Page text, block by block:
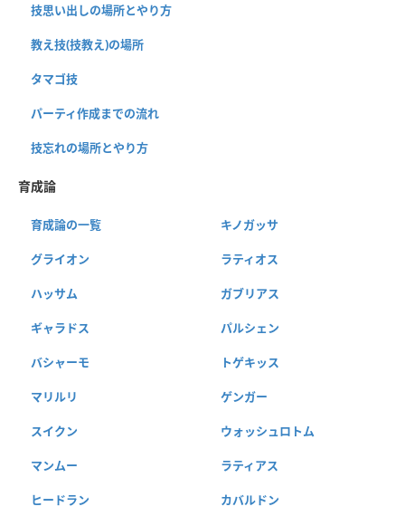
技思い出しの場所とやり方
教え技(技教え)の場所
タマゴ技
パーティ作成までの流れ
技忘れの場所とやり方
育成論
育成論の一覧 キノガッサ
グライオン ラティオス
ハッサム ガブリアス
ギャラドス パルシェン
バシャーモ トゲキッス
マリルリ ゲンガー
スイクン ウォッシュロトム
マンムー ラティアス
ヒードラン カバルドン